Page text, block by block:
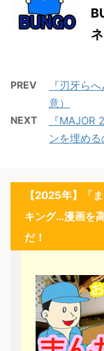
PREV
『刃牙ら
意）
NEXT
『
ンを埋め
【2025年】「
キング…漫画を
だ！